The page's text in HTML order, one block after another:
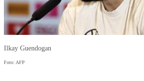
Ilkay Guendogan
Foto: AFP